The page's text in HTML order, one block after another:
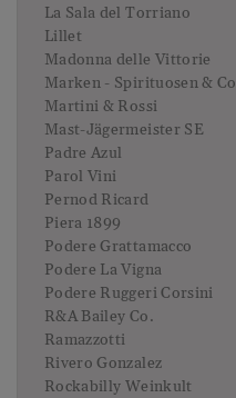
La Sala del Torriano
Lillet
Madonna delle Vittorie
Marken - Spirituosen & Co
Martini & Rossi
Mast-Jägermeister SE
Padre Azul
Parol Vini
Pernod Ricard
Piera 1899
Podere Grattamacco
Podere La Vigna
Podere Ruggeri Corsini
R&A Bailey Co.
Ramazzotti
Rivero Gonzalez
Rockabilly Weinkult